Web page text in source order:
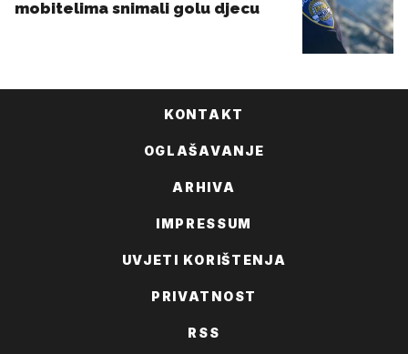
KONTAKT
OGLAŠAVANJE
ARHIVA
IMPRESSUM
UVJETI KORIŠTENJA
PRIVATNOST
RSS